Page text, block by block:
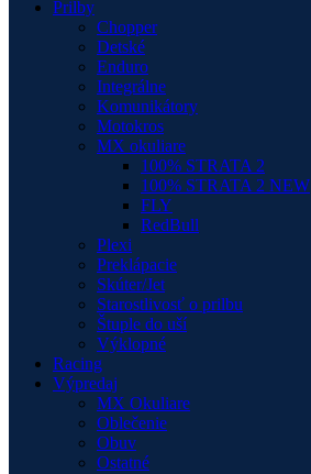
Prilby
Chopper
Detské
Enduro
Integrálne
Komunikátory
Motokros
MX okuliare
100% STRATA 2
100% STRATA 2 NEW
FLY
RedBull
Plexi
Preklápacie
Skúter/Jet
Starostlivosť o prilbu
Štuple do uší
Výklopné
Racing
Výpredaj
MX Okuliare
Oblečenie
Obuv
Ostatné